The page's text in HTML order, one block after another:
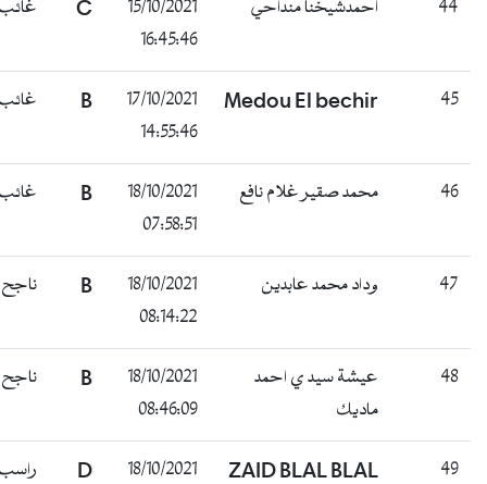
44 احمدشيخنا منداحي
15/10/2021
16:45:46
غائب
45
Medou El bechir
17/10/2021
14:55:46
غائب
46 محمد صقير غلام نافع
18/10/2021
07:58:51
غائب
47 وداد محمد عابدين
18/10/2021
08:14:22
ناجح
48
عيشة سيد ي احمد
ماديك
18/10/2021
08:46:09
ناجح
49
ZAID BLAL BLAL
18/10/2021
راسب